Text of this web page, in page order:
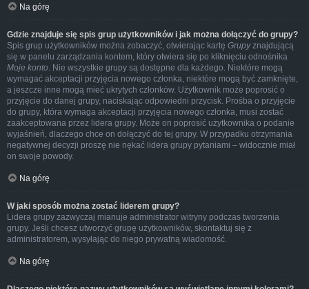
Na górę
Gdzie znajduje się spis grup użytkowników i jak można dołączyć do grupy?
Spis grup użytkowników można zobaczyć, otwierając kartę Grupyznajdującą
się w panelu zarządzania kontem, który otwiera się po kliknięciu odnośnika
Moje konto. Nie wszystkie grupy są dostępne dla każdego. Niektóre mogą
wymagać akceptacji przyjęcia nowego członka, niektóre mogą być zamknięte,
a jeszcze inne mogą mieć ukrytych członków. Użytkownik może poprosić o
przyjęcie do danej grupy, naciskając odpowiedni przycisk. Prośba o przyjęcie
do grupy, która wymaga akceptacji przyjęcia nowego członka, musi zostać
zaakceptowana przez lidera grupy. Może on poprosić użytkownika o podanie
wyjaśnień, dlaczego chce on dołączyć do tej grupy. W przypadku otrzymania
negatywnej decyzji proszę nie nękać lidera grupy pytaniami – widocznie miał
on swoje powody.
Na górę
W jaki sposób można zostać liderem grupy?
Lidera grupy zazwyczaj mianuje administrator witryny podczas tworzenia
grupy. Jeśli chcesz utworzyć grupę użytkowników, skontaktuj się z
administratorem, wysyłając do niego prywatną wiadomość.
Na górę